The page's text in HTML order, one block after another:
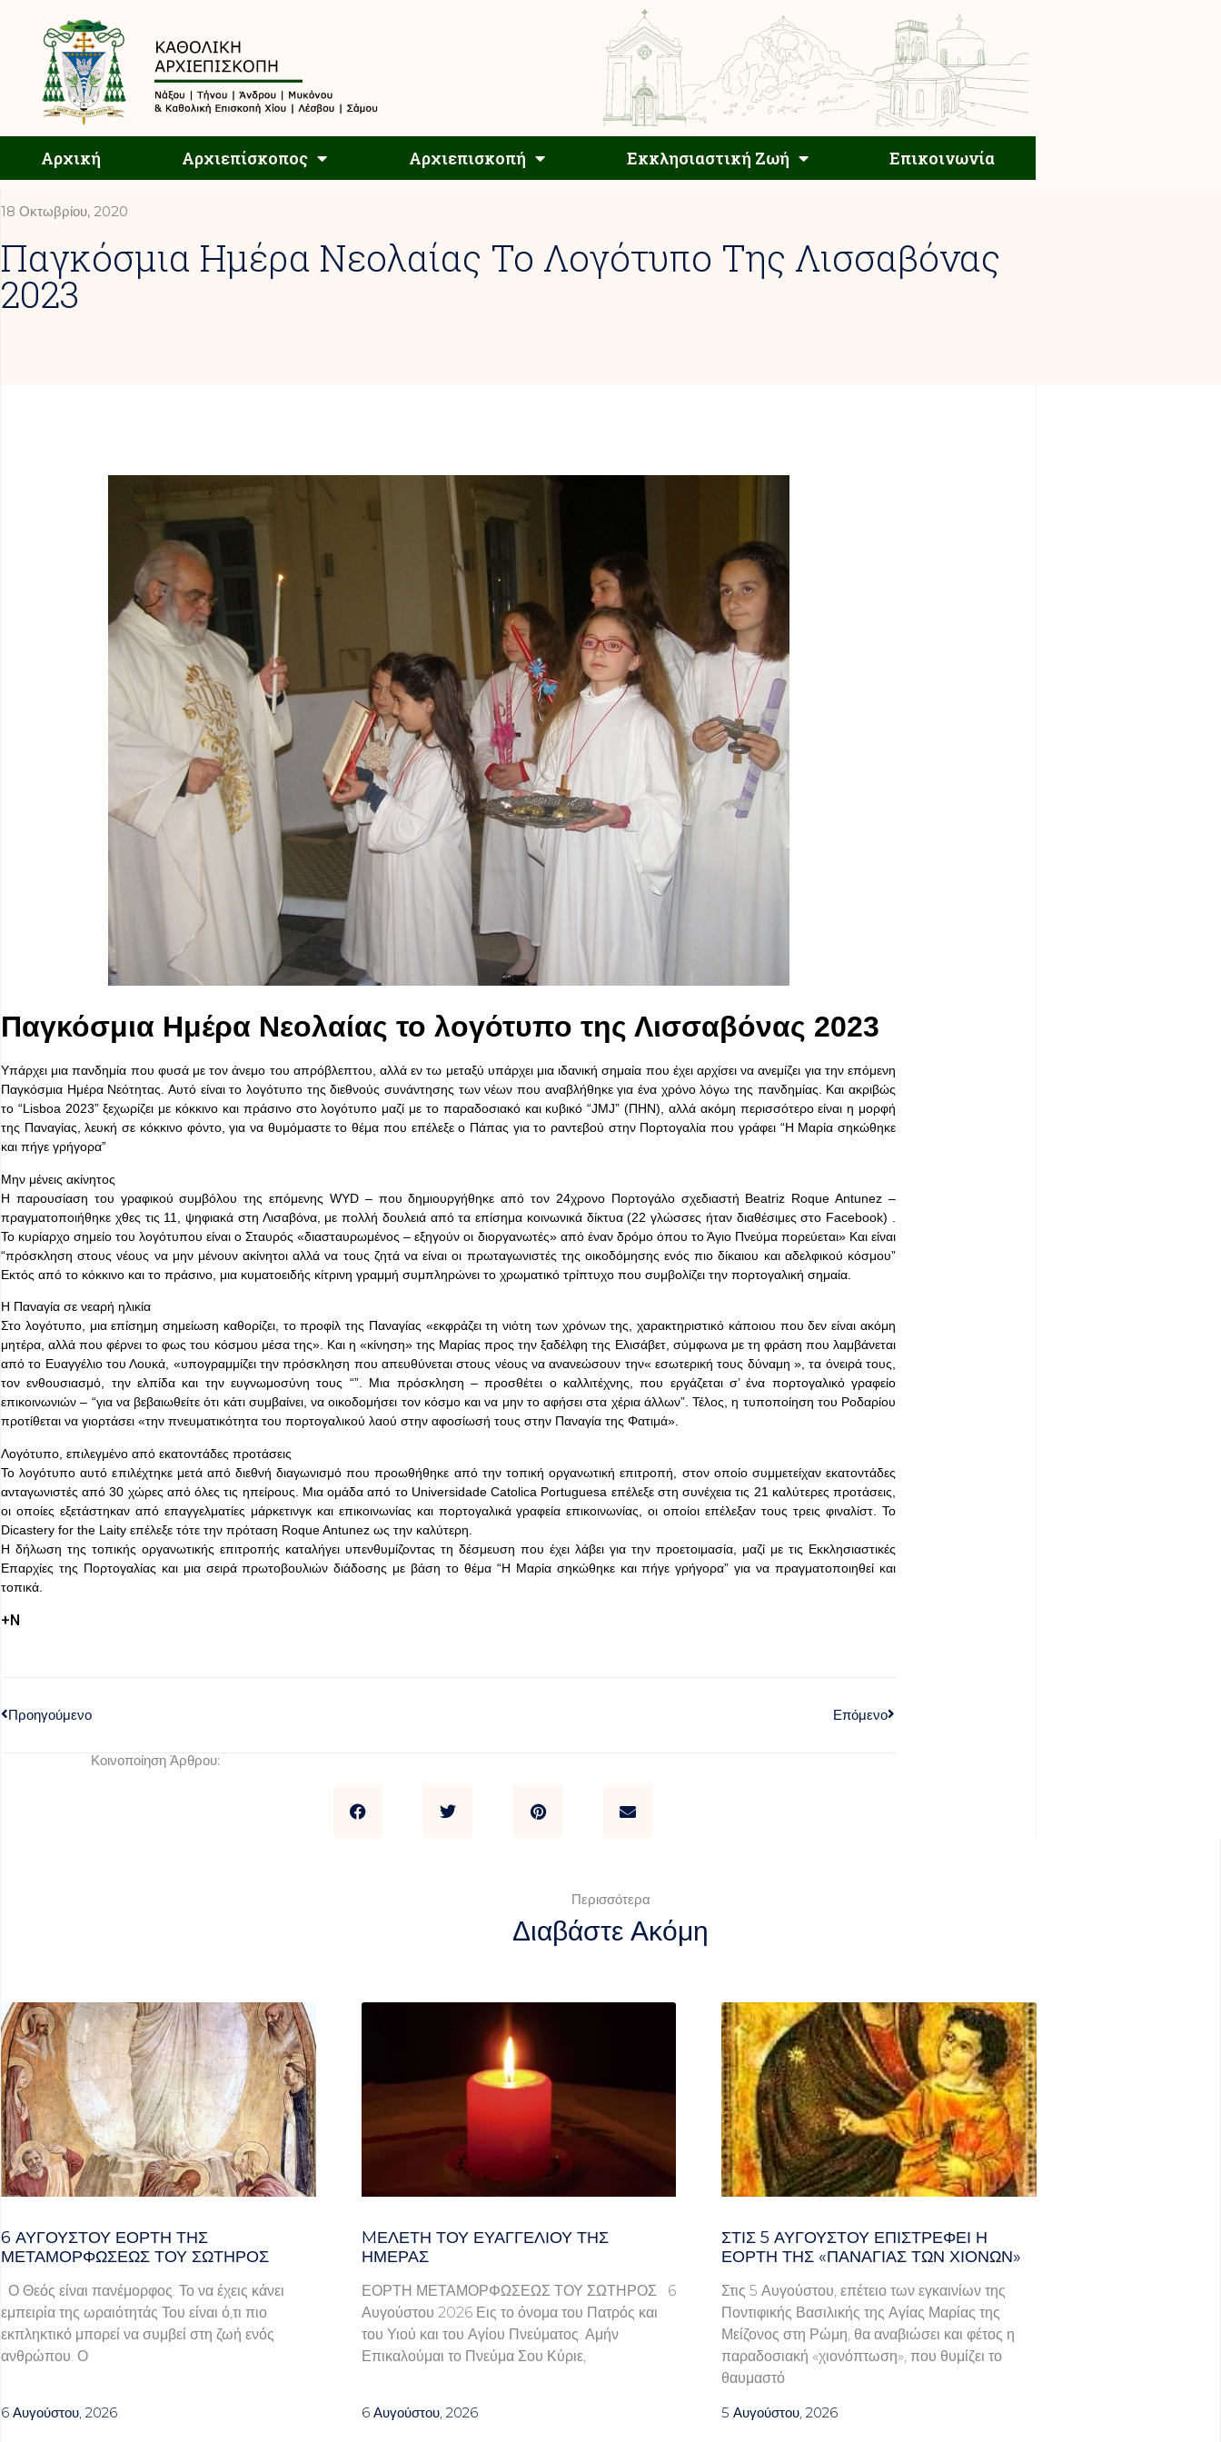
Αρχική Αρχιεπίσκοπος Αρχιεπισκοπή Εκκλησιαστική Ζωή Επικοινωνία
Αρχιεπισκοπή Εκκλησιαστική Ζωή Επικοινωνία
18 Οκτωβρίου, 2020
Παγκόσμια Ημέρα Νεολαίας Το Λογότυπο Της Λισσαβόνας
2023
Παγκόσμια Ημέρα Νεολαίας το λογότυπο της Λισσαβόνας 2023
Υπάρχει μια πανδημία που φυσά με τον άνεμο του απρόβλεπτου, αλλά εν τω μεταξύ υπάρχει μια ιδανική σημαία που έχει αρχίσει να ανεμίζει για την επόμενη
Παγκόσμια Ημέρα Νεότητας. Αυτό είναι το λογότυπο της διεθνούς συνάντησης των νέων που αναβλήθηκε για ένα χρόνο λόγω της πανδημίας. Και ακριβώς
το “Lisboa 2023” ξεχωρίζει με κόκκινο και πράσινο στο λογότυπο μαζί με το παραδοσιακό και κυβικό “JMJ” (ΠΗΝ), αλλά ακόμη περισσότερο είναι η μορφή
της Παναγίας, λευκή σε κόκκινο φόντο, για να θυμόμαστε το θέμα που επέλεξε ο Πάπας για το ραντεβού στην Πορτογαλία που γράφει “Η Μαρία σηκώθηκε
και πήγε γρήγορα”
Μην μένεις ακίνητος
Η παρουσίαση του γραφικού συμβόλου της επόμενης WYD – που δημιουργήθηκε από τον 24χρονο Πορτογάλο σχεδιαστή Beatriz Roque Antunez –
πραγματοποιήθηκε χθες τις 11, ψηφιακά στη Λισαβόνα, με πολλή δουλειά από τα επίσημα κοινωνικά δίκτυα (22 γλώσσες ήταν διαθέσιμες στο Facebook) .
Το κυρίαρχο σημείο του λογότυπου είναι ο Σταυρός «διασταυρωμένος – εξηγούν οι διοργανωτές» από έναν δρόμο όπου το Άγιο Πνεύμα πορεύεται» Και είναι
“πρόσκληση στους νέους να μην μένουν ακίνητοι αλλά να τους ζητά να είναι οι πρωταγωνιστές της οικοδόμησης ενός πιο δίκαιου και αδελφικού κόσμου”
Εκτός από το κόκκινο και το πράσινο, μια κυματοειδής κίτρινη γραμμή συμπληρώνει το χρωματικό τρίπτυχο που συμβολίζει την πορτογαλική σημαία.
Η Παναγία σε νεαρή ηλικία
Στο λογότυπο, μια επίσημη σημείωση καθορίζει, το προφίλ της Παναγίας «εκφράζει τη νιότη των χρόνων της, χαρακτηριστικό κάποιου που δεν είναι ακόμη
μητέρα, αλλά που φέρνει το φως του κόσμου μέσα της». Και η «κίνηση» της Μαρίας προς την ξαδέλφη της Ελισάβετ, σύμφωνα με τη φράση που λαμβάνεται
από το Ευαγγέλιο του Λουκά, «υπογραμμίζει την πρόσκληση που απευθύνεται στους νέους να ανανεώσουν την« εσωτερική τους δύναμη », τα όνειρά τους,
τον ενθουσιασμό, την ελπίδα και την ευγνωμοσύνη τους “”. Μια πρόσκληση – προσθέτει ο καλλιτέχνης, που εργάζεται σ’ ένα πορτογαλικό γραφείο
επικοινωνιών – “για να βεβαιωθείτε ότι κάτι συμβαίνει, να οικοδομήσει τον κόσμο και να μην το αφήσει στα χέρια άλλων”. Τέλος, η τυποποίηση του Ροδαρίου
προτίθεται να γιορτάσει «την πνευματικότητα του πορτογαλικού λαού στην αφοσίωσή τους στην Παναγία της Φατιμά».
Λογότυπο, επιλεγμένο από εκατοντάδες προτάσεις
Το λογότυπο αυτό επιλέχτηκε μετά από διεθνή διαγωνισμό που προωθήθηκε από την τοπική οργανωτική επιτροπή, στον οποίο συμμετείχαν εκατοντάδες
ανταγωνιστές από 30 χώρες από όλες τις ηπείρους. Μια ομάδα από το Universidade Catolica Portuguesa επέλεξε στη συνέχεια τις 21 καλύτερες προτάσεις,
οι οποίες εξετάστηκαν από επαγγελματίες μάρκετινγκ και επικοινωνίας και πορτογαλικά γραφεία επικοινωνίας, οι οποίοι επέλεξαν τους τρεις φιναλίστ. Το
Dicastery for the Laity επέλεξε τότε την πρόταση Roque Antunez ως την καλύτερη.
Η δήλωση της τοπικής οργανωτικής επιτροπής καταλήγει υπενθυμίζοντας τη δέσμευση που έχει λάβει για την προετοιμασία, μαζί με τις Εκκλησιαστικές
Επαρχίες της Πορτογαλίας και μια σειρά πρωτοβουλιών διάδοσης με βάση το θέμα “Η Μαρία σηκώθηκε και πήγε γρήγορα” για να πραγματοποιηθεί και
τοπικά.
+Ν
Προηγούμενο Επόμενο
Κοινοποίηση Άρθρου:
Περισσότερα
Διαβάστε Ακόμη
6 ΑΥΓΟΥΣΤΟΥ ΕΟΡΤΗ ΤΗΣ
ΜΕΤΑΜΟΡΦΩΣΕΩΣ ΤΟΥ ΣΩΤΗΡΟΣ
Ο Θεός είναι πανέμορφος. Το να έχεις κάνει
εμπειρία της ωραιότητάς Του είναι ό,τι πιο
εκπληκτικό μπορεί να συμβεί στη ζωή ενός
ανθρώπου. Ο
6 Αυγούστου, 2026
MΕΛΈΤΗ ΤΟΥ ΕΥΑΓΓΕΛΊΟΥ ΤΗΣ
ΗΜΈΡΑΣ
ΕΟΡΤΗ ΜΕΤΑΜΟΡΦΩΣΕΩΣ ΤΟΥ ΣΩΤΗΡΟΣ 6
Αυγούστου 2026 Εις το όνομα του Πατρός και
του Υιού και του Αγίου Πνεύματος. Αμήν
Επικαλούμαι το Πνεύμα Σου Κύριε,
6 Αυγούστου, 2026
ΣΤΙΣ 5 ΑΥΓΟΎΣΤΟΥ ΕΠΙΣΤΡΈΦΕΙ Η
ΕΟΡΤΉ ΤΗΣ «ΠΑΝΑΓΊΑΣ ΤΩΝ ΧΙΌΝΩΝ»
Στις 5 Αυγούστου, επέτειο των εγκαινίων της
Ποντιφικής Βασιλικής της Αγίας Μαρίας της
Μείζονος στη Ρώμη, θα αναβιώσει και φέτος η
παραδοσιακή «χιονόπτωση», που θυμίζει το
θαυμαστό
5 Αυγούστου, 2026